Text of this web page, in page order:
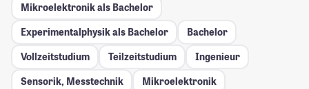
Mikroelektronik als Bachelor
Experimentalphysik als Bachelor
Bachelor
Vollzeitstudium
Teilzeitstudium
Ingenieur
Sensorik, Messtechnik
Mikroelektronik